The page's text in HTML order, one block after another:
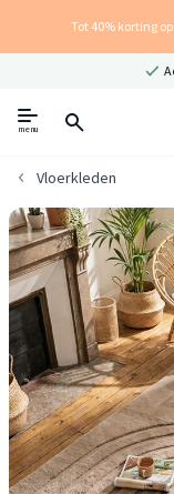
Tot 40% korting
menu
Vloerkleden